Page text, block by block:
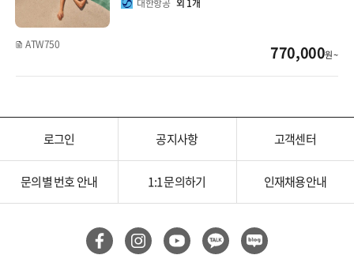
ATW750 770,000원 ~
로그인 공지사항 고객센터
문의별 번호 안내 1:1 문의하기 인재채용안내